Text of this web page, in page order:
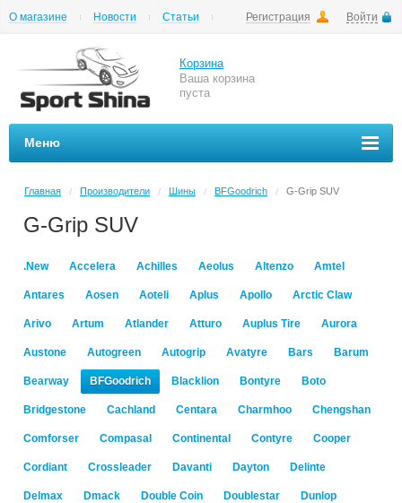
Регистрация Войти
О магазине Новости
Статьи
Корзина
Ваша корзина
пуста
Меню
Главная / Производители / Шины / BFGoodrich / G-Grip SUV
G-Grip SUV
.New Accelera Achilles Aeolus Altenzo Amtel
Antares Aosen Aoteli Aplus Apollo Arctic Claw
Arivo Artum Atlander Atturo Auplus Tire Aurora
Austone Autogreen Autogrip Avatyre Bars Barum
Bearway BFGoodrich Blacklion Bontyre Boto
Bridgestone Cachland Centara Charmhoo Chengshan
Comforser Compasal Continental Contyre Cooper
Cordiant Crossleader Davanti Dayton Delinte
Delmax Dmack Double Coin Doublestar Dunlop